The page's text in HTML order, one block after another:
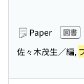
Paper 図書
佐々木茂生／編,